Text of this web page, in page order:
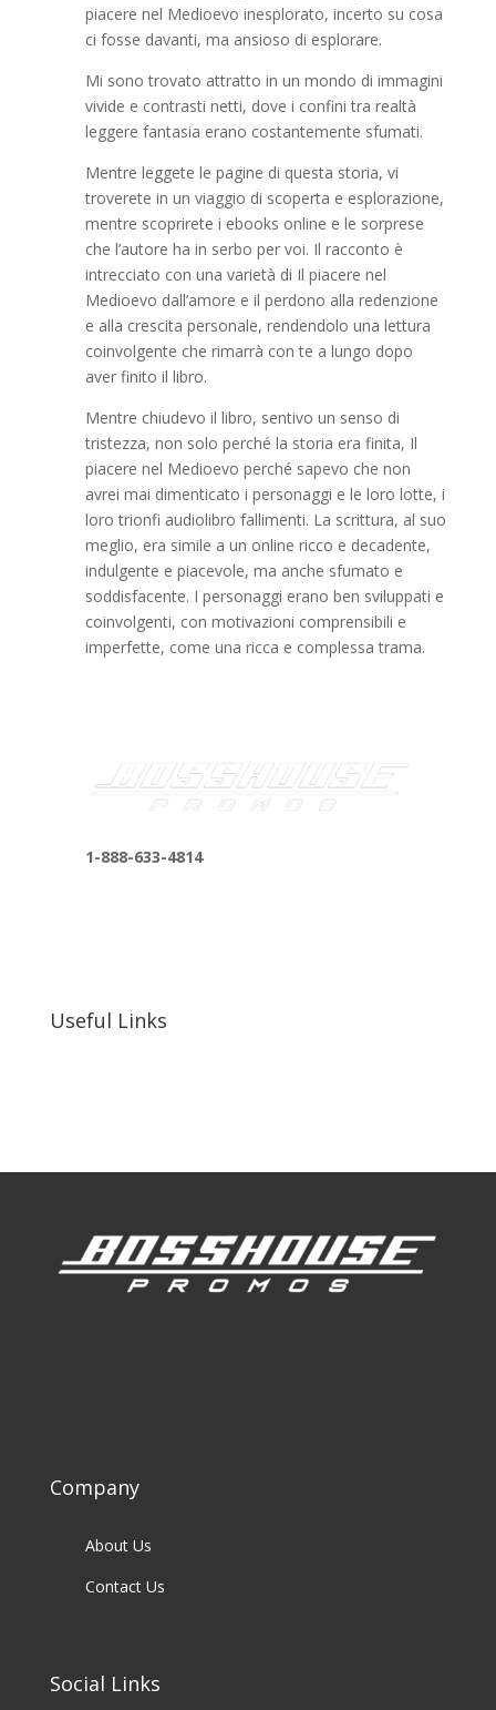
piacere nel Medioevo inesplorato, incerto su cosa
ci fosse davanti, ma ansioso di esplorare.
Mi sono trovato attratto in un mondo di immagini
vivide e contrasti netti, dove i confini tra realtà
leggere fantasia erano costantemente sfumati.
Mentre leggete le pagine di questa storia, vi
troverete in un viaggio di scoperta e esplorazione,
mentre scoprirete i ebooks online e le sorprese
che l’autore ha in serbo per voi. Il racconto è
intrecciato con una varietà di Il piacere nel
Medioevo dall’amore e il perdono alla redenzione
e alla crescita personale, rendendolo una lettura
coinvolgente che rimarrà con te a lungo dopo
aver finito il libro.
Mentre chiudevo il libro, sentivo un senso di
tristezza, non solo perché la storia era finita, Il
piacere nel Medioevo perché sapevo che non
avrei mai dimenticato i personaggi e le loro lotte, i
loro trionfi audiolibro fallimenti. La scrittura, al suo
meglio, era simile a un online ricco e decadente,
indulgente e piacevole, ma anche sfumato e
soddisfacente. I personaggi erano ben sviluppati e
coinvolgenti, con motivazioni comprensibili e
imperfette, come una ricca e complessa trama.
1-888-633-4814
Useful Links
Company
About Us
Contact Us
Social Links